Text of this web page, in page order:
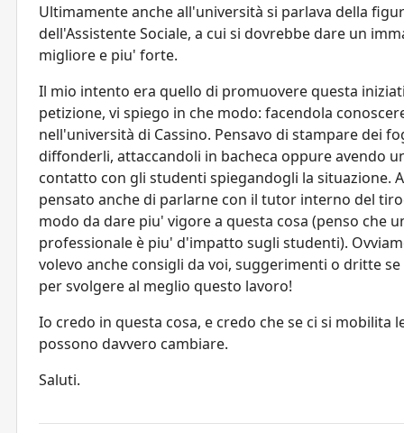
Ultimamente anche all'università si parlava della
dell'Assistente Sociale, a cui si dovrebbe dare un
migliore e piu' forte.
Il mio intento era quello di promuovere questa
petizione, vi spiego in che modo: facendola
nell'università di Cassino. Pensavo di stampare dei
diffonderli, attaccandoli in bacheca oppure avendo
contatto con gli studenti spiegandogli la situazione.
pensato anche di parlarne con il tutor interno del
modo da dare piu' vigore a questa cosa (penso che
professionale è piu' d'impatto sugli studenti).
volevo anche consigli da voi, suggerimenti o dritte se
per svolgere al meglio questo lavoro!
Io credo in questa cosa, e credo che se ci si mobilita
possono davvero cambiare.
Saluti.